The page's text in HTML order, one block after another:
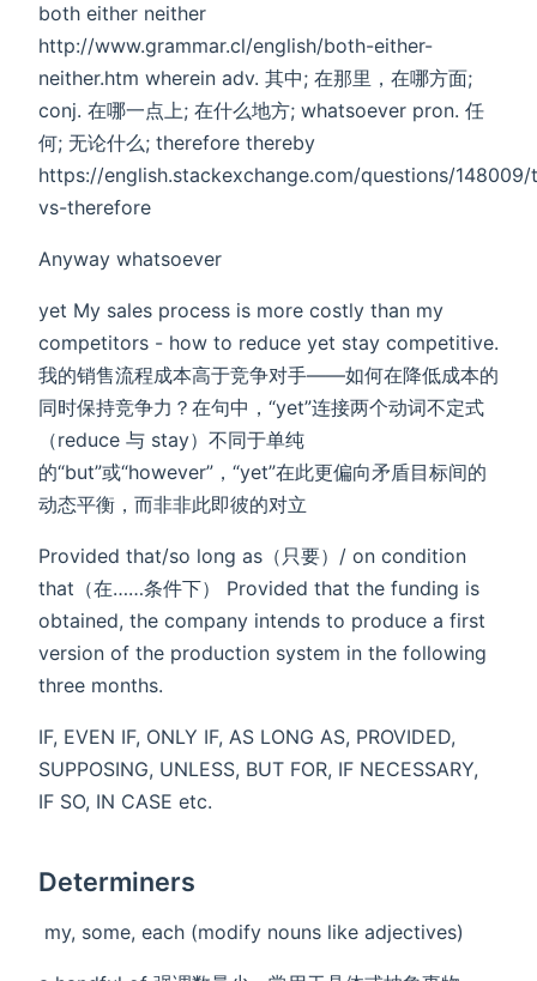
both either neither
http://www.grammar.cl/english/both-either-
neither.htm wherein adv. 其中; 在那里，在哪方面;
conj. 在哪一点上; 在什么地方; whatsoever pron. 任
何; 无论什么; therefore thereby
https://english.stackexchange.com/questions/
vs-therefore
Anyway whatsoever
yet My sales process is more costly than my
competitors - how to reduce yet stay competitive.
我的销售流程成本高于竞争对手——如何在降低成本的
同时保持竞争力？在句中，“yet”连接两个动词不定式
（reduce 与 stay）不同于单纯
的“but”或“however”，“yet”在此更偏向‌矛盾目标间的
动态平衡‌，而非非此即彼的对立
Provided that/so long as（只要）/ on condition
that（在……条件下） Provided that the funding is
obtained, the company intends to produce a first
version of the production system in the following
three months.
IF, EVEN IF, ONLY IF, AS LONG AS, PROVIDED,
SUPPOSING, UNLESS, BUT FOR, IF NECESSARY,
IF SO, IN CASE etc.
​​Determiners
​​ my, some, each (modify nouns like adjectives)